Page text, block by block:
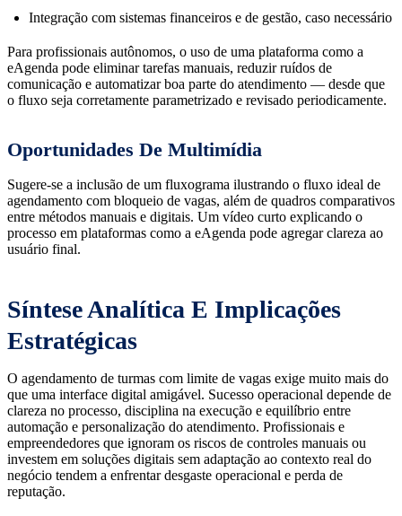
Integração com sistemas financeiros e de gestão, caso necessário
Para profissionais autônomos, o uso de uma plataforma como a
eAgenda pode eliminar tarefas manuais, reduzir ruídos de
comunicação e automatizar boa parte do atendimento — desde que
o fluxo seja corretamente parametrizado e revisado periodicamente.
Oportunidades De Multimídia
Sugere-se a inclusão de um fluxograma ilustrando o fluxo ideal de
agendamento com bloqueio de vagas, além de quadros comparativos
entre métodos manuais e digitais. Um vídeo curto explicando o
processo em plataformas como a eAgenda pode agregar clareza ao
usuário final.
Síntese Analítica E Implicações
Estratégicas
O agendamento de turmas com limite de vagas exige muito mais do
que uma interface digital amigável. Sucesso operacional depende de
clareza no processo, disciplina na execução e equilíbrio entre
automação e personalização do atendimento. Profissionais e
empreendedores que ignoram os riscos de controles manuais ou
investem em soluções digitais sem adaptação ao contexto real do
negócio tendem a enfrentar desgaste operacional e perda de
reputação.